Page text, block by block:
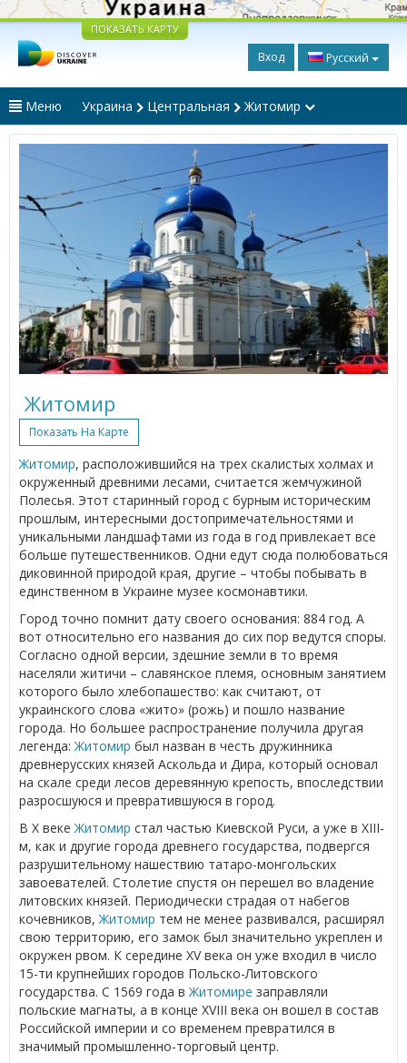
ПОКАЗАТЬ КАРТУ
Вход Русский
Меню Украина Центральная Житомир
Житомир
Показать На Карте
Житомир, расположившийся на трех скалистых холмах и
окруженный древними лесами, считается жемчужиной
Полесья. Этот старинный город с бурным историческим
прошлым, интересными достопримечательностями и
уникальными ландшафтами из года в год привлекает все
больше путешественников. Одни едут сюда полюбоваться
диковинной природой края, другие – чтобы побывать в
единственном в Украине музее космонавтики.
Город точно помнит дату своего основания: 884 год. А
вот относительно его названия до сих пор ведутся споры.
Согласно одной версии, здешние земли в то время
населяли житичи – славянское племя, основным занятием
которого было хлебопашество: как считают, от
украинского слова «жито» (рожь) и пошло название
города. Но большее распространение получила другая
легенда: Житомир был назван в честь дружинника
древнерусских князей Аскольда и Дира, который основал
на скале среди лесов деревянную крепость, впоследствии
разросшуюся и превратившуюся в город.
В Х веке Житомир стал частью Киевской Руси, а уже в XIII-
м, как и другие города древнего государства, подвергся
разрушительному нашествию татаро-монгольских
завоевателей. Столетие спустя он перешел во владение
литовских князей. Периодически страдая от набегов
кочевников, Житомир тем не менее развивался, расширял
свою территорию, его замок был значительно укреплен и
окружен рвом. К середине XV века он уже входил в число
15-ти крупнейших городов Польско-Литовского
государства. С 1569 года в Житомире заправляли
польские магнаты, а в конце XVIII века он вошел в состав
Российской империи и со временем превратился в
значимый промышленно-торговый центр.